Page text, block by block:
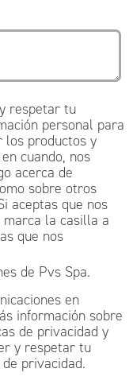
respetar tu
personal para
productos y
cuando, nos
acerca de
sobre otros
aceptas que nos
marca la casilla a
que nos
de Pvs Spa.
en
información sobre
de privacidad y
y respetar tu
privacidad.